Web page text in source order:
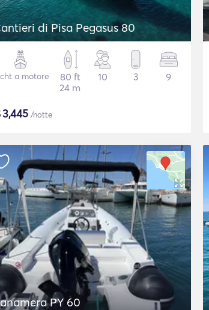
di Pisa Pegasus 80
a motore
80 ft
24 m
10 3 9
3,445 /notte
PY 60